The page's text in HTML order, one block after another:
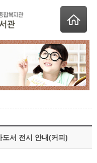
서 전시 안내(커피)